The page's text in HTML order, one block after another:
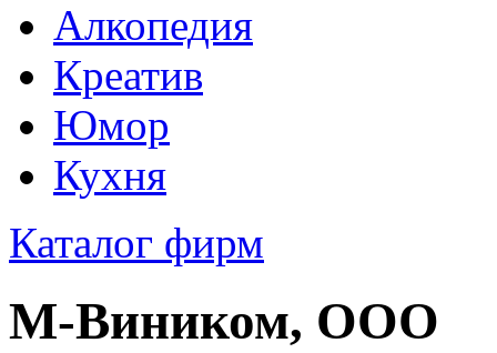
Алкопедия
Креатив
Юмор
Кухня
Каталог фирм
М-Виником, ООО